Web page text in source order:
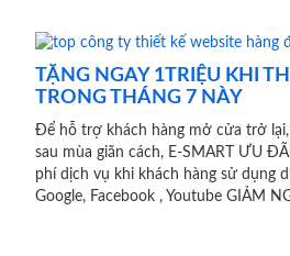
TẶNG NGAY 1TRIỆU KHI
TRONG THÁNG 7 NÀY
Để hỗ trợ khách hàng mở cửa trở
sau mùa giãn cách, E-SMART ƯU
phí dịch vụ khi khách hàng sử dụng
Google, Facebook , Youtube GIẢM